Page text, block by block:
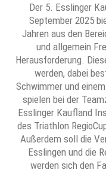
Der 5. Esslinger
September 2025
Jahren aus den
und allgemein
Herausforderung.
werden, dabei
Schwimmer und
spielen bei der
Esslinger Kaufland
des Triathlon
Außerdem soll die
Esslingen und die
werden sich den